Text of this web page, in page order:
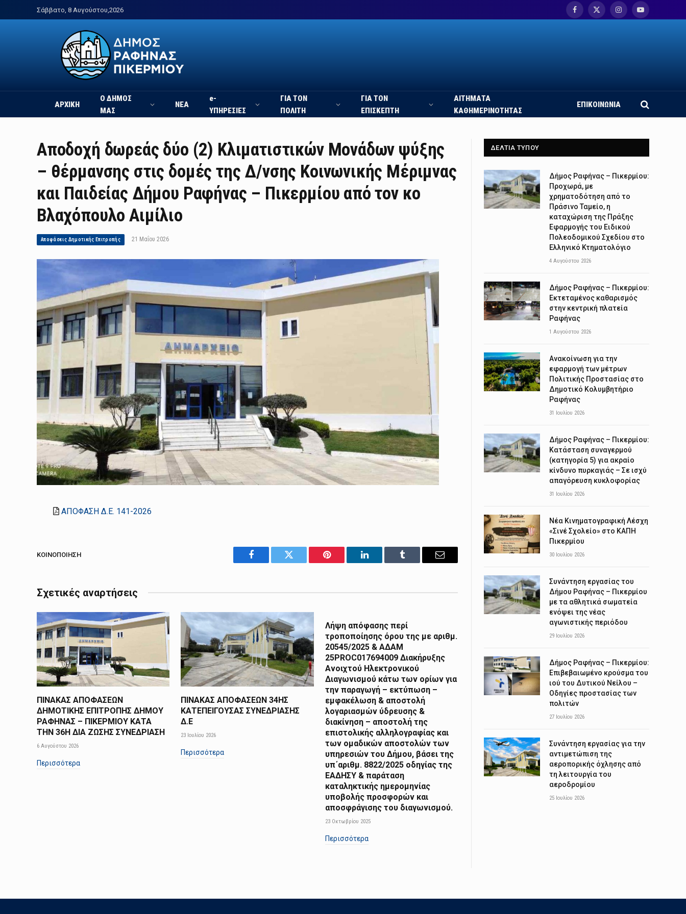
Σάββατο, 8 Αυγούστου,2026
Facebook
X
InstagramYouTube
ΑΡΧΙΚΗ
Ο ΔΗΜΟΣ
ΜΑΣ
ΝΕΑ
e-
ΥΠΗΡΕΣΙΕΣ
ΓΙΑ ΤΟΝ
ΠΟΛΙΤΗ
ΓΙΑ ΤΟΝ
ΕΠΙΣΚΕΠΤΗ
ΑΙΤΗΜΑΤΑ
ΚΑΘΗΜΕΡΙΝΟΤΗΤΑΣ
ΕΠΙΚΟΙΝΩΝΙΑ
Αποδοχή δωρεάς δύο (2) Κλιματιστικών Μονάδων ψύξης
– θέρμανσης στις δομές της Δ/νσης Κοινωνικής Μέριμνας
και Παιδείας Δήμου Ραφήνας – Πικερμίου από τον κο
Βλαχόπουλο Αιμίλιο
Αποφάσεις Δημοτικής Επιτροπής 21 Μαΐου 2026
ΑΠΟΦΑΣΗ Δ.Ε. 141-2026
ΚΟΙΝΟΠΟΊΗΣΗ
Facebook Twitter Pinterest LinkedIn Tumblr Email
Σχετικές αναρτήσεις
ΠΙΝΑΚΑΣ ΑΠΟΦΑΣΕΩΝ
ΔΗΜΟΤΙΚΗΣ ΕΠΙΤΡΟΠΗΣ ΔΗΜΟΥ
ΡΑΦΗΝΑΣ – ΠΙΚΕΡΜΙΟΥ ΚΑΤΑ
ΤΗΝ 36Η ΔΙΑ ΖΩΣΗΣ ΣΥΝΕΔΡΙΑΣΗ
6 Αυγούστου 2026
Περισσότερα
ΠΙΝΑΚΑΣ ΑΠΟΦΑΣΕΩΝ 34ΗΣ
ΚΑΤΕΠΕΙΓΟΥΣΑΣ ΣΥΝΕΔΡΙΑΣΗΣ
Δ.Ε
23 Ιουλίου 2026
Περισσότερα
Λήψη απόφασης περί
τροποποίησης όρου της με αριθμ.
20545/2025 & ΑΔΑΜ
25PROC017694009 Διακήρυξης
Ανοιχτού Ηλεκτρονικού
Διαγωνισμού κάτω των ορίων για
την παραγωγή – εκτύπωση –
εμφακέλωση & αποστολή
λογαριασμών ύδρευσης &
διακίνηση – αποστολή της
επιστολικής αλληλογραφίας και
των ομαδικών αποστολών των
υπηρεσιών του Δήμου, βάσει της
υπ΄αριθμ. 8822/2025 οδηγίας της
ΕΑΔΗΣΥ & παράταση
καταληκτικής ημερομηνίας
υποβολής προσφορών και
αποσφράγισης του διαγωνισμού.
23 Οκτωβρίου 2025
Περισσότερα
ΔΕΛΤΙΑ ΤΥΠΟΥ
Δήμος Ραφήνας – Πικερμίου:
Προχωρά, με
χρηματοδότηση από το
Πράσινο Ταμείο, η
καταχώριση της Πράξης
Εφαρμογής του Ειδικού
Πολεοδομικού Σχεδίου στο
Ελληνικό Κτηματολόγιο
4 Αυγούστου 2026
Δήμος Ραφήνας – Πικερμίου:
Εκτεταμένος καθαρισμός
στην κεντρική πλατεία
Ραφήνας
1 Αυγούστου 2026
Ανακοίνωση για την
εφαρμογή των μέτρων
Πολιτικής Προστασίας στο
Δημοτικό Κολυμβητήριο
Ραφήνας
31 Ιουλίου 2026
Δήμος Ραφήνας – Πικερμίου:
Κατάσταση συναγερμού
(κατηγορία 5) για ακραίο
κίνδυνο πυρκαγιάς – Σε ισχύ
απαγόρευση κυκλοφορίας
31 Ιουλίου 2026
Νέα Κινηματογραφική Λέσχη
«Σινέ Σχολείο» στο ΚΑΠΗ
Πικερμίου
30 Ιουλίου 2026
Συνάντηση εργασίας του
Δήμου Ραφήνας – Πικερμίου
με τα αθλητικά σωματεία
ενόψει της νέας
αγωνιστικής περιόδου
29 Ιουλίου 2026
Δήμος Ραφήνας – Πικερμίου:
Επιβεβαιωμένο κρούσμα του
ιού του Δυτικού Νείλου –
Οδηγίες προστασίας των
πολιτών
27 Ιουλίου 2026
Συνάντηση εργασίας για την
αντιμετώπιση της
αεροπορικής όχλησης από
τη λειτουργία του
αεροδρομίου
25 Ιουλίου 2026